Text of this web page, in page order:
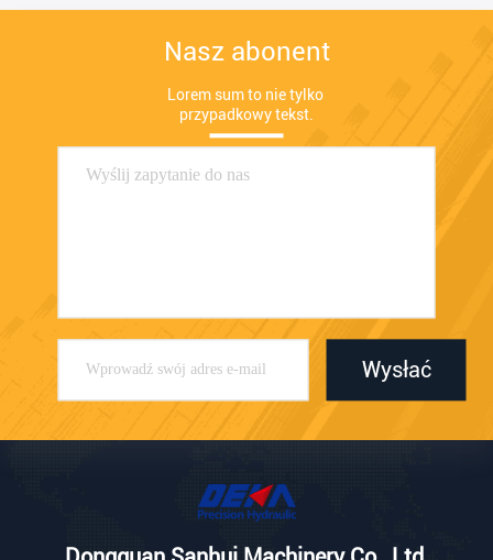
Nasz abonent
Lorem sum to nie tylko
przypadkowy tekst.
Wysłać